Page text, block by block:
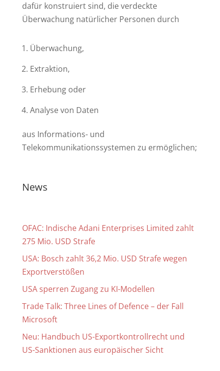
dafür konstruiert sind, die verdeckte
Überwachung natürlicher Personen durch
Überwachung,
Extraktion,
Erhebung oder
Analyse von Daten
aus Informations- und
Telekommunikationssystemen zu ermöglichen;
News
OFAC: Indische Adani Enterprises Limited zahlt
275 Mio. USD Strafe
USA: Bosch zahlt 36,2 Mio. USD Strafe wegen
Exportverstößen
USA sperren Zugang zu KI-Modellen
Trade Talk: Three Lines of Defence – der Fall
Microsoft
Neu: Handbuch US-Exportkontrollrecht und
US-Sanktionen aus europäischer Sicht